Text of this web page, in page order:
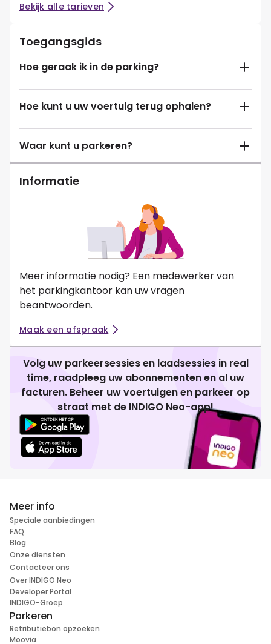
Bekijk alle tarieven
Toegangsgids
Hoe geraak ik in de parking?
Hoe kunt u uw voertuig terug ophalen?
Waar kunt u parkeren?
Informatie
Meer informatie nodig? Een medewerker van
het parkingkantoor kan uw vragen
beantwoorden.
Maak een afspraak
Volg uw parkeersessies en laadsessies in real
time, raadpleeg uw abonnementen en al uw
facturen. Beheer uw voertuigen en parkeer op
straat met de INDIGO Neo-app!
Meer info
Speciale aanbiedingen
FAQ
Blog
Onze diensten
Contacteer ons
Over INDIGO Neo
Developer Portal
INDIGO-Groep
Parkeren
Retributiebon opzoeken
Moovia